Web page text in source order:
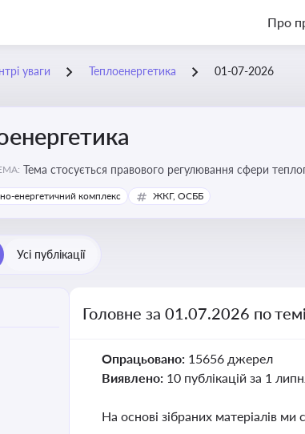
Про
уваги Теплоенергетика 01-07-2026
Тема стосується правового регулювання сфери
дотримання законодавчих вимог у сфері комунальних
енергетичний комплекс ЖКГ, ОСББ
Усі публікації
Головне за 01.07.2026 по
Опрацьовано: 15656 джерел
Виявлено: 10 публікацій за 1
На основі зібраних матеріалів ми